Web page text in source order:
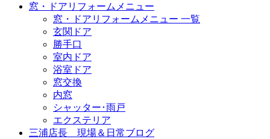
窓・ドアリフォームメニュー
窓・ドアリフォームメニュー 一覧
玄関ドア
勝手口
室内ドア
浴室ドア
窓交換
内窓
シャッター･雨戸
エクステリア
三浦店長 現場＆日常ブログ